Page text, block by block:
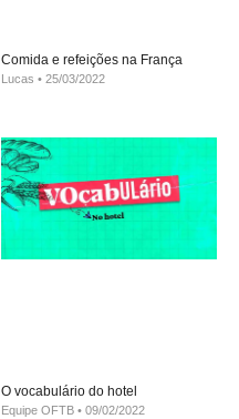
Comida e refeições na França
Lucas 25/03/2022
O vocabulário do hotel
Equipe OFTB 09/02/2022